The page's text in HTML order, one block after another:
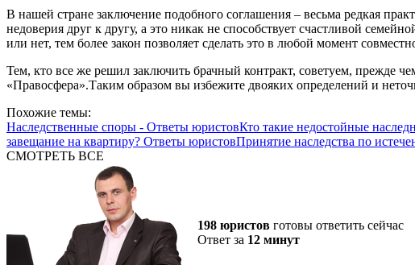
В нашей стране заключение подобного соглашения – весьма редкая
недоверия друг к другу, а это никак не способствует счастливой
или нет, тем более закон позволяет сделать это в любой момент
Тем, кто все же решил заключить брачный контракт, советуем, прежде
«Правосфера».Таким образом вы избежите двояких определений и
Похожие темы:
Наследственные споры - Ответы юристовКто такие недостойные
завещание на квартиру? Ответы юристовПринятие наследства по
СМОТРЕТЬ ВСЕ
198 юристов готовы ответить сейчас
Ответ за 12 минут